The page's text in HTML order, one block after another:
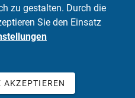
zu gestalten. Durch die
Sie den Einsatz
AKZEPTIEREN